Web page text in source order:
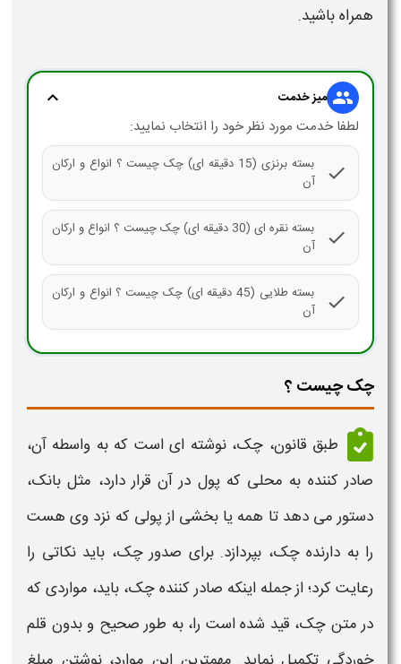
همراه باشید.
group میز خدمت expand_more
لطفا خدمت مورد نظر خود را انتخاب نمایید:
check
بسته برنزی (15 دقیقه ای) چک چیست ؟ انواع و ارکان
آن
check
بسته نقره ای (30 دقیقه ای) چک چیست ؟ انواع و ارکان
آن
check
بسته طلایی (45 دقیقه ای) چک چیست ؟ انواع و ارکان
آن
چک چیست ؟
طبق قانون، چک، نوشته ای است که به واسطه آن،
صادر کننده به محلی که پول در آن قرار دارد، مثل بانک،
دستور می دهد تا همه یا بخشی از پولی که نزد وی هست
را به دارندهچک، بپردازد. برای صدورچک، باید نکاتی را
رعایت کرد؛ از جمله اینکه صادر کنندهچک، باید، مواردی که
در متن چک، قید شده است را، به طور صحیح و بدون قلم